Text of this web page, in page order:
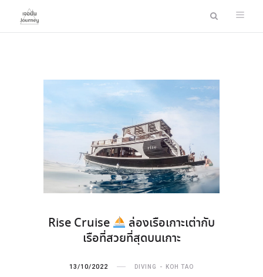
Rise Cruise
ล่องเรือเกาะเต่ากับ
เรือที่สวยที่สุดบนเกาะ
13/10/2022 DIVING KOH TAO